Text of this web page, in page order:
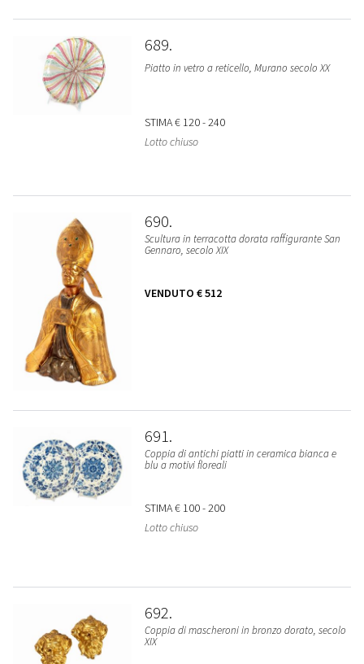
689
Piatto in vetro a reticello, Murano secolo XX
STIMA€ 120 - 240
Lotto chiuso
690
Scultura in terracotta dorata raffigurante San
Gennaro, secolo XIX
VENDUTO € 512
691
Coppia di antichi piatti in ceramica bianca e
blu a motivi floreali
STIMA€ 100 - 200
Lotto chiuso
692
Coppia di mascheroni in bronzo dorato, secolo
XIX